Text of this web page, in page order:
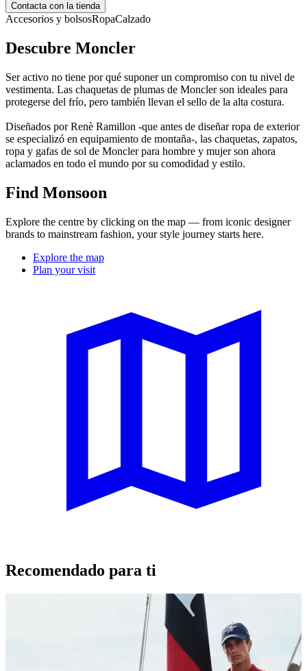
Contacta con la tienda
Accesorios y bolsosRopaCalzado
Descubre Moncler
Ser activo no tiene por qué suponer un compromiso con tu nivel de
vestimenta. Las chaquetas de plumas de Moncler son ideales para
protegerse del frío, pero también llevan el sello de la alta costura.
Diseñados por Renè Ramillon -que antes de diseñar ropa de exterior
se especializó en equipamiento de montaña-, las chaquetas, zapatos,
ropa y gafas de sol de Moncler para hombre y mujer son ahora
aclamados en todo el mundo por su comodidad y estilo.
Find Monsoon
Explore the centre by clicking on the map — from iconic designer
brands to mainstream fashion, your style journey starts here.
Explore the map
Plan your visit
Recomendado para ti